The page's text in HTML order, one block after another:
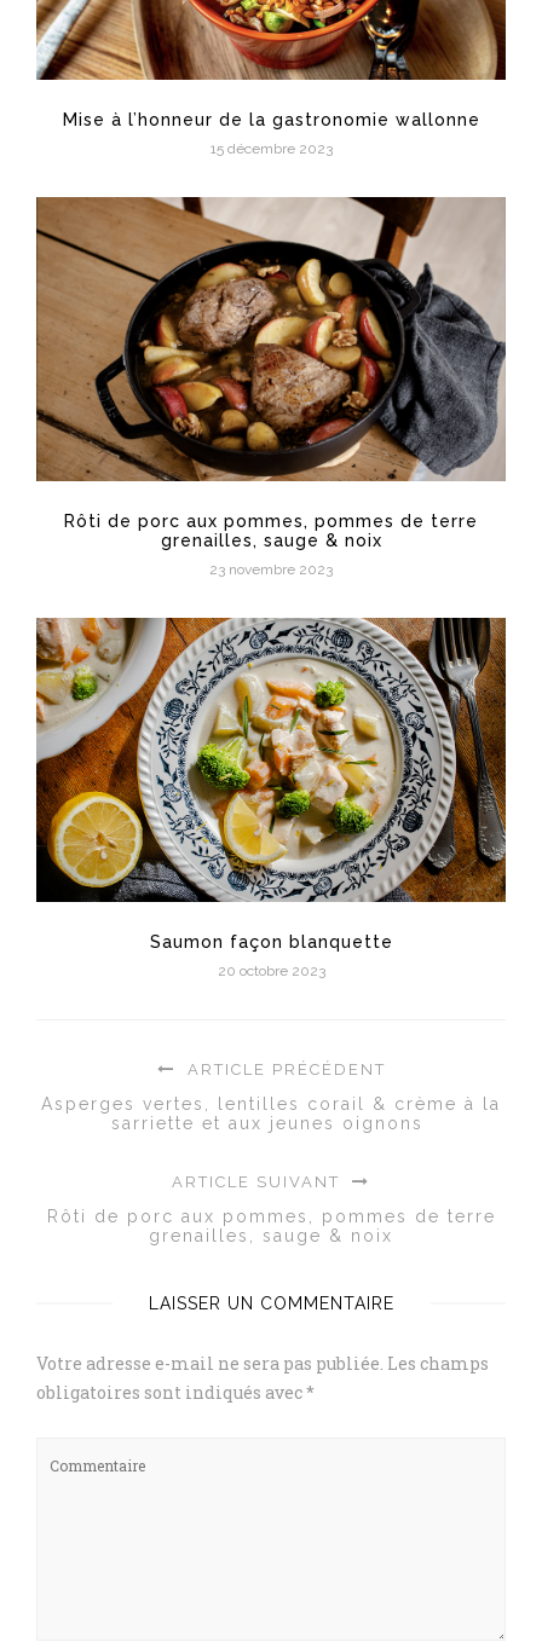
Mise à l’honneur de la gastronomie wallonne
15 décembre 2023
Rôti de porc aux pommes, pommes de terre
grenailles, sauge & noix
23 novembre 2023
Saumon façon blanquette
20 octobre 2023
ARTICLE PRÉCÉDENT
Asperges vertes, lentilles corail & crème à la
sarriette et aux jeunes oignons
ARTICLE SUIVANT
Rôti de porc aux pommes, pommes de terre
grenailles, sauge & noix
LAISSER UN COMMENTAIRE
Votre adresse e-mail ne sera pas publiée. Les champs
obligatoires sont indiqués avec*